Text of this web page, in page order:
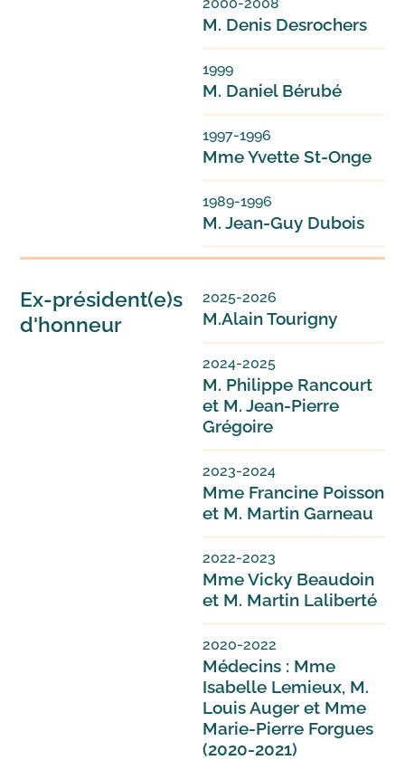
M. Denis Desrochers
1999
M. Daniel Bérubé
1997-1996
Mme Yvette St-Onge
1989-1996
M. Jean-Guy Dubois
Ex-président(e)s
d'honneur
2025-2026
M.Alain Tourigny
2024-2025
M. Philippe Rancourt
et M. Jean-Pierre
Grégoire
2023-2024
Mme Francine Poisson
et M. Martin Garneau
2022-2023
Mme Vicky Beaudoin
et M. Martin Laliberté
2020-2022
Médecins : Mme
Isabelle Lemieux, M.
Louis Auger et Mme
Marie-Pierre Forgues
(2020-2021)